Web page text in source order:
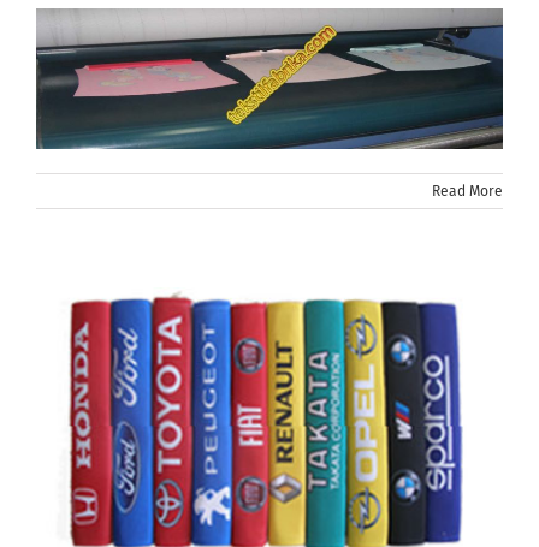
Read More